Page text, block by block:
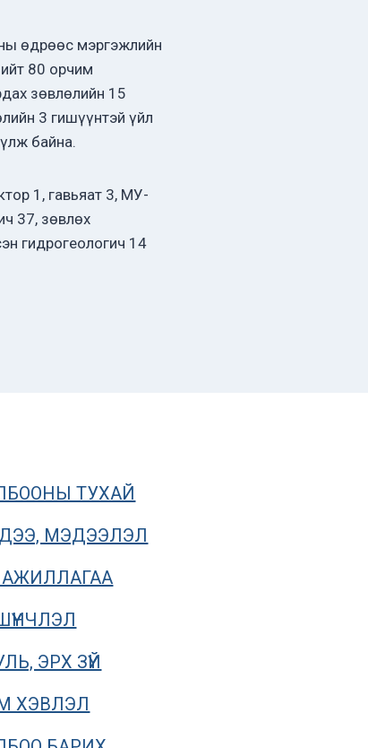
өдрөөс мэргэжлийн
80 орчим
зөвлөлийн 15
3 гишүүнтэй үйл
байна.
1, гавьяат 3, МУ-
37, зөвлөх
гидрогеологич 14
ТУХАЙ
МЭДЭЭЛЭЛ
АЖИЛЛАГАА
ЭРХ ЗҮЙ
ХЭВЛЭЛ